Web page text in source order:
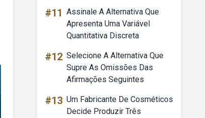
#11 Assinale A Alternativa Que
Apresenta Uma Variável
Quantitativa Discreta
#12 Selecione A Alternativa Que
Supre As Omissões Das
Afirmações Seguintes
#13 Um Fabricante De Cosméticos
Decide Produzir Três